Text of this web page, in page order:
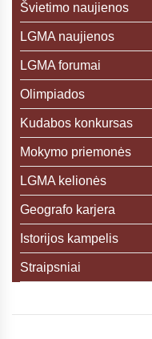
Švietimo naujienos
LGMA naujienos
LGMA forumai
Olimpiados
Kudabos konkursas
Mokymo priemonės
LGMA kelionės
Geografo karjera
Istorijos kampelis
Straipsniai